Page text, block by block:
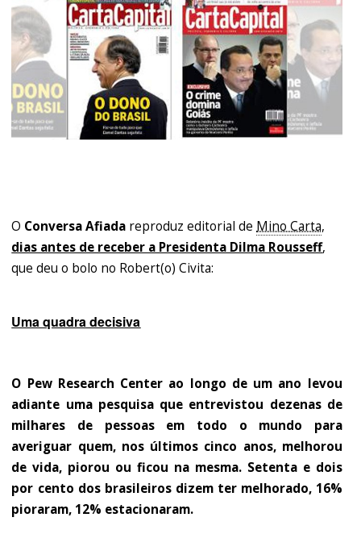
O Conversa Afiada reproduz editorial de Mino Carta,
dias antes de receber a Presidenta Dilma Rousseff,
que deu o bolo no Robert(o) Civita:
Uma quadra decisiva
O Pew Research Center ao longo de um ano levou
adiante uma pesquisa que entrevistou dezenas de
milhares de pessoas em todo o mundo para
averiguar quem, nos últimos cinco anos, melhorou
de vida, piorou ou ficou na mesma. Setenta e dois
por cento dos brasileiros dizem ter melhorado, 16%
pioraram, 12% estacionaram.